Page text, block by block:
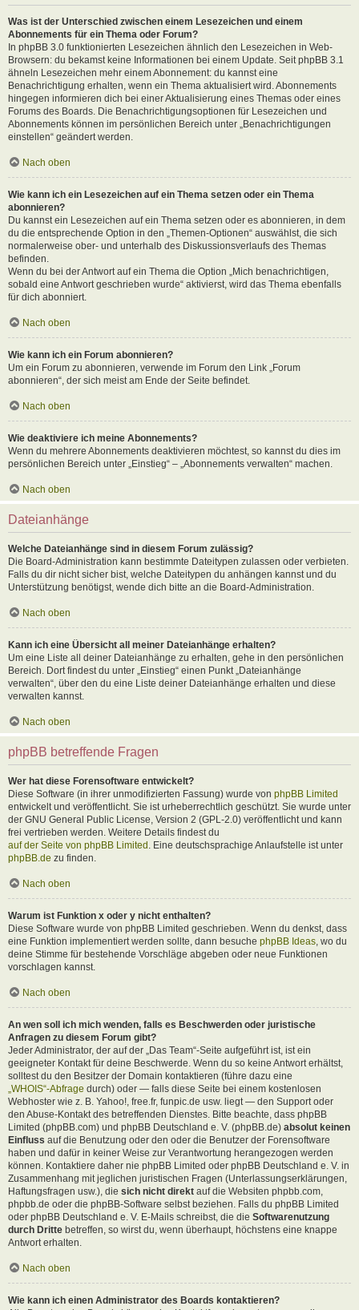
Was ist der Unterschied zwischen einem Lesezeichen und einem
Abonnements für ein Thema oder Forum?
In phpBB 3.0 funktionierten Lesezeichen ähnlich den Lesezeichen in Web-
Browsern: du bekamst keine Informationen bei einem Update. Seit phpBB 3.1
ähneln Lesezeichen mehr einem Abonnement: du kannst eine
Benachrichtigung erhalten, wenn ein Thema aktualisiert wird. Abonnements
hingegen informieren dich bei einer Aktualisierung eines Themas oder eines
Forums des Boards. Die Benachrichtigungsoptionen für Lesezeichen und
Abonnements können im persönlichen Bereich unter „Benachrichtigungen
einstellen“ geändert werden.
Nach oben
Wie kann ich ein Lesezeichen auf ein Thema setzen oder ein Thema
abonnieren?
Du kannst ein Lesezeichen auf ein Thema setzen oder es abonnieren, in dem
du die entsprechende Option in den „Themen-Optionen“ auswählst, die sich
normalerweise ober- und unterhalb des Diskussionsverlaufs des Themas
befinden.
Wenn du bei der Antwort auf ein Thema die Option „Mich benachrichtigen,
sobald eine Antwort geschrieben wurde“ aktivierst, wird das Thema ebenfalls
für dich abonniert.
Nach oben
Wie kann ich ein Forum abonnieren?
Um ein Forum zu abonnieren, verwende im Forum den Link „Forum
abonnieren“, der sich meist am Ende der Seite befindet.
Nach oben
Wie deaktiviere ich meine Abonnements?
Wenn du mehrere Abonnements deaktivieren möchtest, so kannst du dies im
persönlichen Bereich unter „Einstieg“ – „Abonnements verwalten“ machen.
Nach oben
Dateianhänge
Welche Dateianhänge sind in diesem Forum zulässig?
Die Board-Administration kann bestimmte Dateitypen zulassen oder verbieten.
Falls du dir nicht sicher bist, welche Dateitypen du anhängen kannst und du
Unterstützung benötigst, wende dich bitte an die Board-Administration.
Nach oben
Kann ich eine Übersicht all meiner Dateianhänge erhalten?
Um eine Liste all deiner Dateianhänge zu erhalten, gehe in den persönlichen
Bereich. Dort findest du unter „Einstieg“ einen Punkt „Dateianhänge
verwalten“, über den du eine Liste deiner Dateianhänge erhalten und diese
verwalten kannst.
Nach oben
phpBB betreffende Fragen
Wer hat diese Forensoftware entwickelt?
Diese Software (in ihrer unmodifizierten Fassung) wurde von phpBB Limited
entwickelt und veröffentlicht. Sie ist urheberrechtlich geschützt. Sie wurde unter
der GNU General Public License, Version 2 (GPL-2.0) veröffentlicht und kann
frei vertrieben werden. Weitere Details findest du
auf der Seite von phpBB Limited . Eine deutschsprachige Anlaufstelle ist unter
phpBB.de zu finden.
Nach oben
Warum ist Funktion x oder y nicht enthalten?
Diese Software wurde von phpBB Limited geschrieben. Wenn du denkst, dass
eine Funktion implementiert werden sollte, dann besuche phpBB Ideas , wo du
deine Stimme für bestehende Vorschläge abgeben oder neue Funktionen
vorschlagen kannst.
Nach oben
An wen soll ich mich wenden, falls es Beschwerden oder juristische
Anfragen zu diesem Forum gibt?
Jeder Administrator, der auf der „Das Team“-Seite aufgeführt ist, ist ein
geeigneter Kontakt für deine Beschwerde. Wenn du so keine Antwort erhältst,
solltest du den Besitzer der Domain kontaktieren (führe dazu eine
„WHOIS“-Abfrage durch) oder — falls diese Seite bei einem kostenlosen
Webhoster wie z. B. Yahoo!, free.fr, funpic.de usw. liegt — den Support oder
den Abuse-Kontakt des betreffenden Dienstes. Bitte beachte, dass phpBB
Limited (phpBB.com) und phpBB Deutschland e. V. (phpBB.de) absolut keinen
Einfluss auf die Benutzung oder den oder die Benutzer der Forensoftware
haben und dafür in keiner Weise zur Verantwortung herangezogen werden
können. Kontaktiere daher nie phpBB Limited oder phpBB Deutschland e. V. in
Zusammenhang mit jeglichen juristischen Fragen (Unterlassungserklärungen,
Haftungsfragen usw.), die sich nicht direkt auf die Websiten phpbb.com,
phpbb.de oder die phpBB-Software selbst beziehen. Falls du phpBB Limited
oder phpBB Deutschland e. V. E-Mails schreibst, die die Softwarenutzung
durch Dritte betreffen, so wirst du, wenn überhaupt, höchstens eine knappe
Antwort erhalten.
Nach oben
Wie kann ich einen Administrator des Boards kontaktieren?